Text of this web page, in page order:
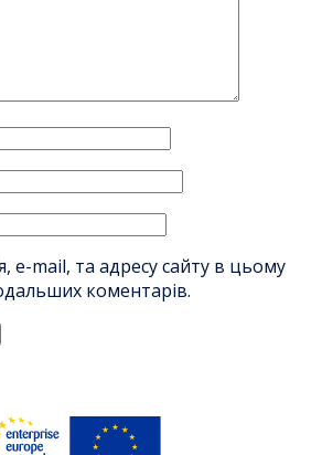
e-mail, та адресу сайту в цьому
коментарів.